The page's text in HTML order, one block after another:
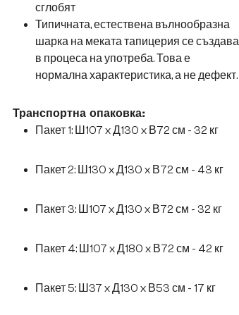
сглобят
Типичната, естествена вълнообразна
шарка на меката тапицерия се създава
в процеса на употреба. Това е
нормална характеристика, а не дефект.
Транспортна опаковка:
Пакет 1: Ш107 x Д130 x В72 см - 32 кг
Пакет 2: Ш130 x Д130 x В72 см - 43 кг
Пакет 3: Ш107 x Д130 x В72 см - 32 кг
Пакет 4: Ш107 x Д180 x В72 см - 42 кг
Пакет 5: Ш37 x Д130 x В53 см - 17 кг